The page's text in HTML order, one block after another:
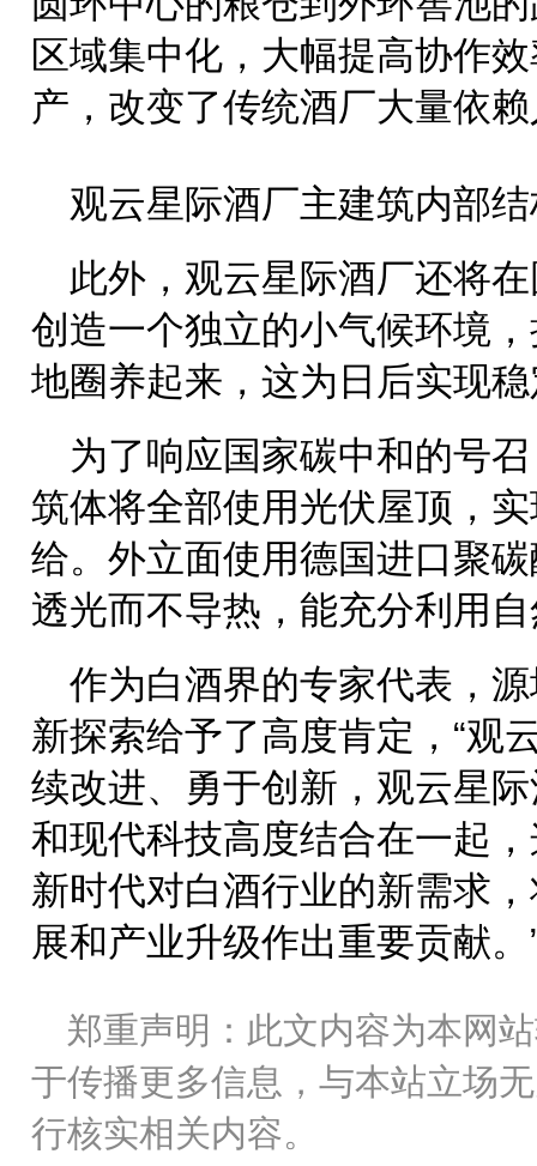
区域集中化，大幅提高协作
产，改变了传统酒厂大量依
观云星际酒厂主建筑内部
此外，观云星际酒厂还将
创造一个独立的小气候环境
地圈养起来，这为日后实现
为了响应国家碳中和的号
筑体将全部使用光伏屋顶，
给。外立面使用德国进口聚
透光而不导热，能充分利用
作为白酒界的专家代表，
新探索给予了高度肯定，“观
续改进、勇于创新，观云星
和现代科技高度结合在一起
新时代对白酒行业的新需求
展和产业升级作出重要贡献。
郑重声明：此文内容为本网
于传播更多信息，与本站立场
行核实相关内容。